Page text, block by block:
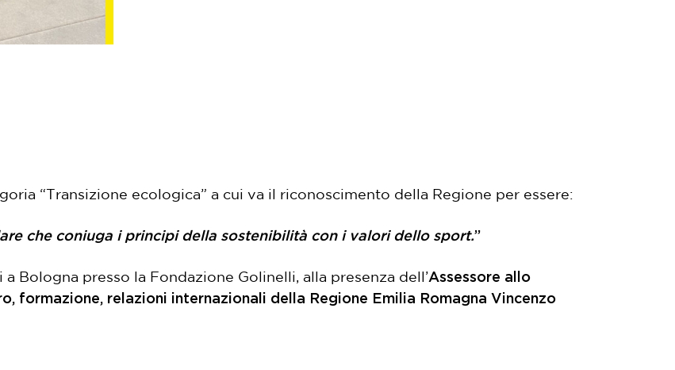
“Transizione ecologica” a cui va il riconoscimento della Regione per essere:
che coniuga i principi della sostenibilità con i valori dello sport.”
Bologna presso la Fondazione Golinelli, alla presenza dell’Assessore allo
formazione, relazioni internazionali della Regione Emilia Romagna Vincenzo